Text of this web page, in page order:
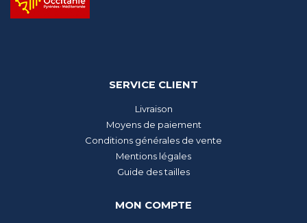
SERVICE CLIENT
Livraison
Moyens de paiement
Conditions générales de vente
Mentions légales
Guide des tailles
MON COMPTE